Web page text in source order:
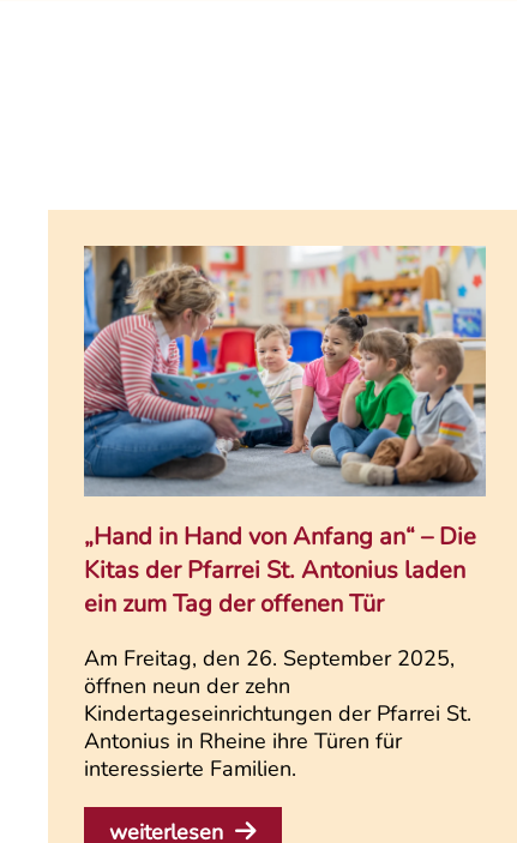
„Hand in Hand von Anfang an“ – Die
Kitas der Pfarrei St. Antonius laden
ein zum Tag der offenen Tür
Am Freitag, den 26. September 2025,
öffnen neun der zehn
Kindertageseinrichtungen der Pfarrei St.
Antonius in Rheine ihre Türen für
interessierte Familien.
weiterlesen